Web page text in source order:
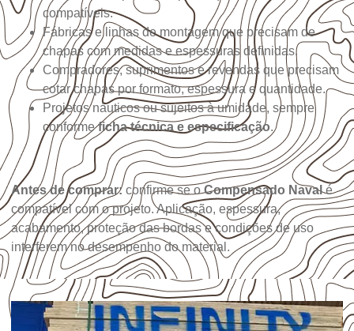
compatíveis.
Fábricas e linhas de montagem que precisam de
chapas com medidas e espessuras definidas.
Compradores, suprimentos e revendas que precisam
cotar chapas por formato, espessura e quantidade.
Projetos náuticos ou sujeitos à umidade, sempre
conformeficha técnica e especificação.
Antes de comprar:confirme se oCompensado Navalé
compatível com o projeto. Aplicação, espessura,
acabamento, proteção das bordas e condições de uso
interferem no desempenho do material.